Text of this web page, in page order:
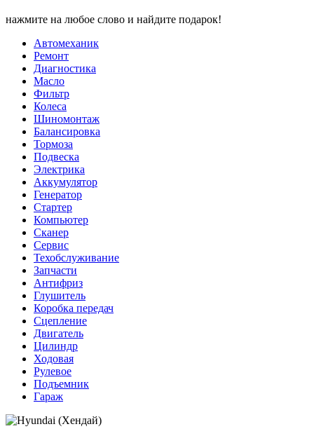
нажмите на любое слово и найдите подарок!
Автомеханик
Ремонт
Диагностика
Масло
Фильтр
Колеса
Шиномонтаж
Балансировка
Тормоза
Подвеска
Электрика
Аккумулятор
Генератор
Стартер
Компьютер
Сканер
Сервис
Техобслуживание
Запчасти
Антифриз
Глушитель
Коробка передач
Сцепление
Двигатель
Цилиндр
Ходовая
Рулевое
Подъемник
Гараж